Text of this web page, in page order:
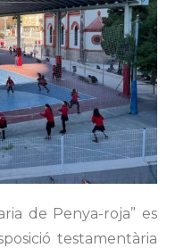
de Penya-roja” es
testamentària